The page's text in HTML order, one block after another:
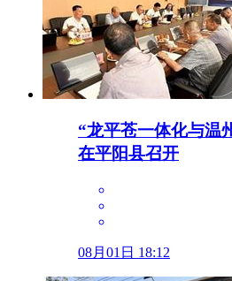
“龙平苍一体化与温
在平阳县召开
08月01日 18:12